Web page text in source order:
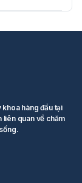
hàng đầu tại
liên quan về chăm